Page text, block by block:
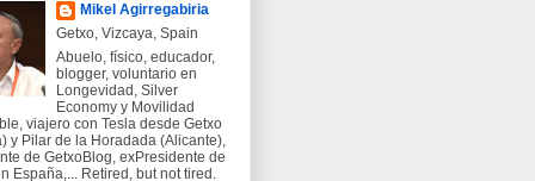
Mikel Agirregabiria
Getxo, Vizcaya, Spain
Abuelo, físico, educador,
blogger, voluntario en
Longevidad, Silver
Economy y Movilidad
viajero con Tesla desde Getxo
y Pilar de la Horadada (Alicante),
de GetxoBlog, exPresidente de
España,... Retired, but not tired.